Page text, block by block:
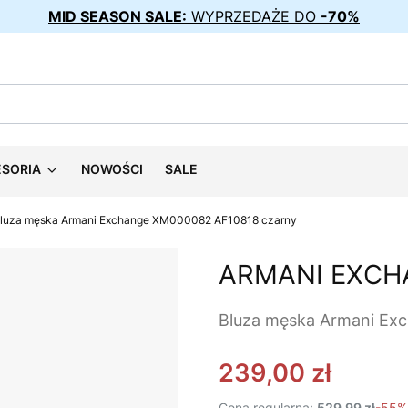
MID SEASON SALE: WYPRZEDAŻE DO -70%
NOWOŚCI SALE
męska Armani Exchange XM000082 AF10818 czarny
ARMANI
Bluza męska Armani
239,00 zł